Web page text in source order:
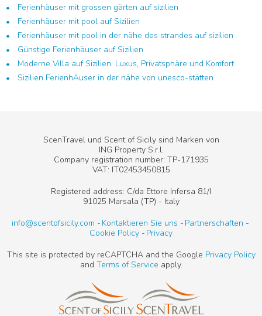
Ferienhäuser mit grossen gärten auf sizilien
Ferienhäuser mit pool auf Sizilien
Ferienhäuser mit pool in der nähe des strandes auf sizilien
Günstige Ferienhäuser auf Sizilien
Moderne Villa auf Sizilien: Luxus, Privatsphäre und Komfort
Sizilien FerienhÄuser in der nähe von unesco-stätten
ScenTravel und Scent of Sicily sind Marken von
ING Property S.r.l.
Company registration number: TP-171935
VAT: IT02453450815
Registered address: C/da Ettore Infersa 81/I
91025 Marsala (TP) - Italy
info@scentofsicily.com
Kontaktieren Sie uns
Partnerschaften
Cookie Policy
Privacy
This site is protected by reCAPTCHA and the Google Privacy Policy
and Terms of Service apply.